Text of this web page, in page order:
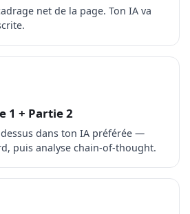
net de la page. Ton IA va
1 + Partie 2
dans ton IA préférée —
puis analyse chain-of-thought.